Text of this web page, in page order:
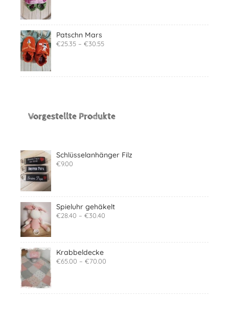
Patschn Mars
€25.35 – €30.55
Vorgestellte Produkte
Schlüsselanhänger Filz
€9.00
Spieluhr gehäkelt
€28.40 – €30.40
Krabbeldecke
€65.00 – €70.00